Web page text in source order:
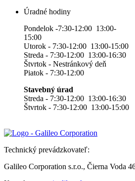
Úradné hodiny
Pondelok -7:30-12:00 13:00-
15:00
Utorok - 7:30-12:00 13:00-15:00
Streda - 7:30-12:00 13:00-16:30
Štvrtok - Nestránkový deň
Piatok - 7:30-12:00
Stavebný úrad
Streda - 7:30-12:00 13:00-16:30
Štvrtok - 7:30-12:00 13:00-15:00
Technický prevádzkovateľ:
Galileo Corporation s.r.o., Čierna Voda